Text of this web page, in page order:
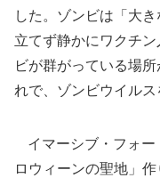
した。ゾンビは「大
立てず静かにワクチ
ビが群がっている場
れで、ゾンビウイルス
イマーシブ・フォー
ロウィーンの聖地」